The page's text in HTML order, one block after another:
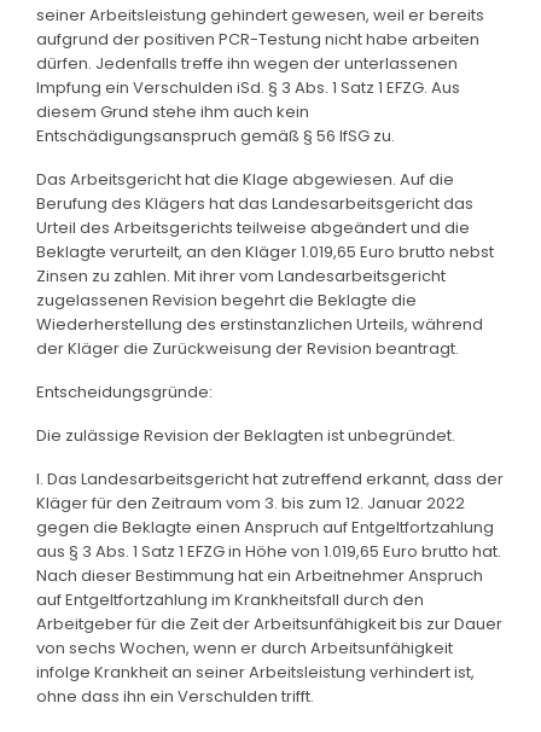
seiner Arbeitsleistung gehindert gewesen, weil er bereits
aufgrund der positiven PCR-Testung nicht habe arbeiten
dürfen. Jedenfalls treffe ihn wegen der unterlassenen
Impfung ein Verschulden iSd. § 3 Abs. 1 Satz 1 EFZG. Aus
diesem Grund stehe ihm auch kein
Entschädigungsanspruch gemäß § 56 IfSG zu.
Das Arbeitsgericht hat die Klage abgewiesen. Auf die
Berufung des Klägers hat das Landesarbeitsgericht das
Urteil des Arbeitsgerichts teilweise abgeändert und die
Beklagte verurteilt, an den Kläger 1.019,65 Euro brutto nebst
Zinsen zu zahlen. Mit ihrer vom Landesarbeitsgericht
zugelassenen Revision begehrt die Beklagte die
Wiederherstellung des erstinstanzlichen Urteils, während
der Kläger die Zurückweisung der Revision beantragt.
Entscheidungsgründe:
Die zulässige Revision der Beklagten ist unbegründet.
I. Das Landesarbeitsgericht hat zutreffend erkannt, dass der
Kläger für den Zeitraum vom 3. bis zum 12. Januar 2022
gegen die Beklagte einen Anspruch auf Entgeltfortzahlung
aus § 3 Abs. 1 Satz 1 EFZG in Höhe von 1.019,65 Euro brutto hat.
Nach dieser Bestimmung hat ein Arbeitnehmer Anspruch
auf Entgeltfortzahlung im Krankheitsfall durch den
Arbeitgeber für die Zeit der Arbeitsunfähigkeit bis zur Dauer
von sechs Wochen, wenn er durch Arbeitsunfähigkeit
infolge Krankheit an seiner Arbeitsleistung verhindert ist,
ohne dass ihn ein Verschulden trifft.